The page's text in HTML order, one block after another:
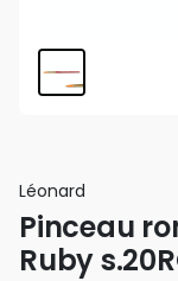
Léonard
Pinceau
Ruby